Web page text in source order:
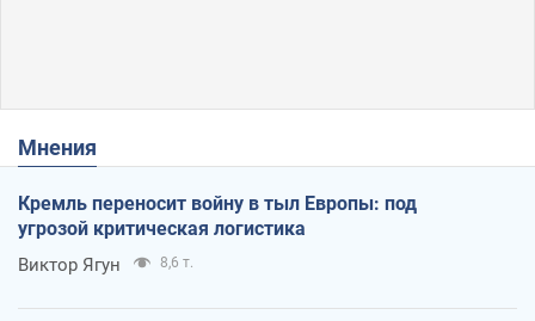
Мнения
Кремль переносит войну в тыл Европы: под
угрозой критическая логистика
Виктор Ягун 8,6 т.